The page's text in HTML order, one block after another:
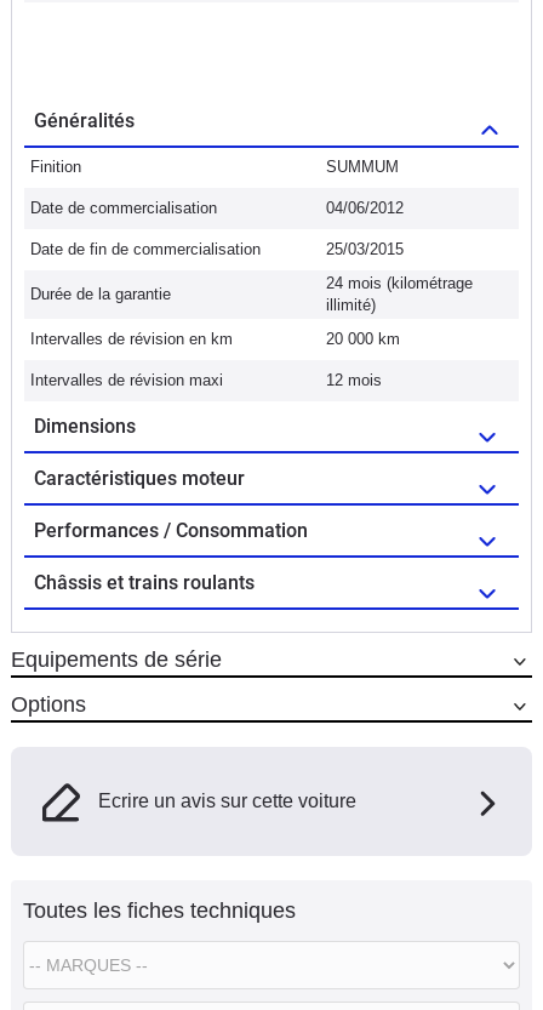
Généralités
Finition SUMMUM
Date de commercialisation 04/06/2012
Date de fin de commercialisation 25/03/2015
Durée de la garantie
24 mois (kilométrage
illimité)
Intervalles de révision en km
20 000 km
Intervalles de révision maxi 12 mois
Dimensions
Caractéristiques moteur
Performances / Consommation
Châssis et trains roulants
Equipements de série
Options
Ecrire un avis sur cette voiture
Toutes les fiches techniques